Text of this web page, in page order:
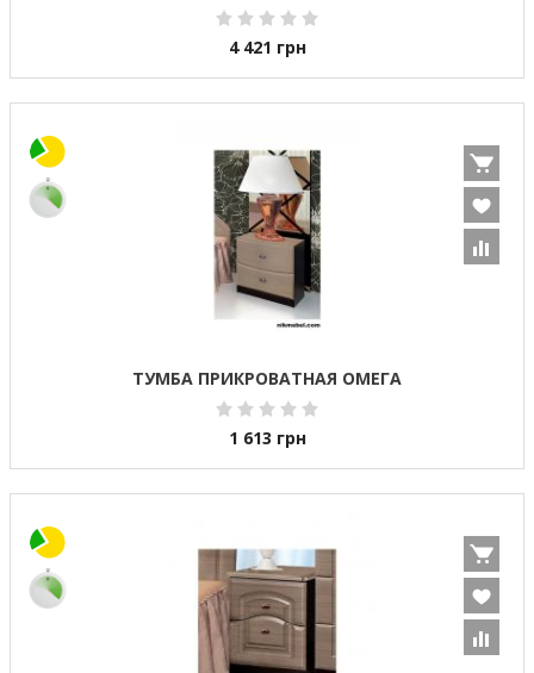
4 421 грн
ТУМБА ПРИКРОВАТНАЯ ОМЕГА
1 613 грн